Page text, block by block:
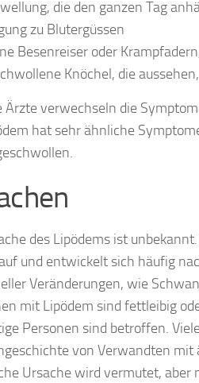
die den ganzen Tag
zu Blutergüssen
Besenreiser oder
Knöchel, die
Ärzte verwechseln die
hat sehr ähnliche
des Lipödems ist
und entwickelt sich häufig
Veränderungen, wie
mit Lipödem sind fettleibig
Personen sind betroffen.
von Verwandten
Ursache wird vermutet, aber